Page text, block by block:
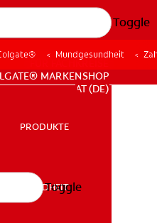
Toggle
FÜR FACHKREISE
MARKENSHOP
AT (DE)
PRODUKTE
Toggle
Mundgesundheit
/